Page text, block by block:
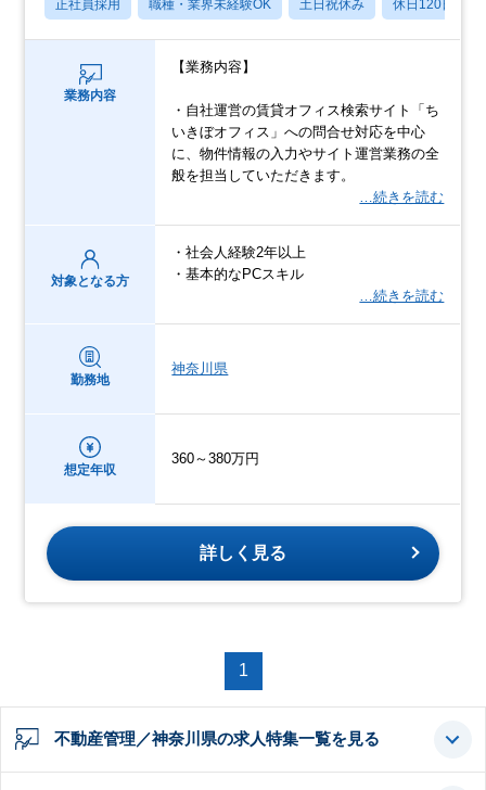
正社員採用 職種・業界未経験OK 土日祝休み 休日120日以上
業務内容
【業務内容】
・自社運営の賃貸オフィス検索サイト「ち
いきぼオフィス」への問合せ対応を中心
に、物件情報の入力やサイト運営業務の全
般を担当していただきます。
…続きを読む
対象となる方
・社会人経験2年以上
・基本的なPCスキル
…続きを読む
勤務地
神奈川県
想定年収
360～380万円
詳しく見る
1
不動産管理／神奈川県の求人特集一覧を見る